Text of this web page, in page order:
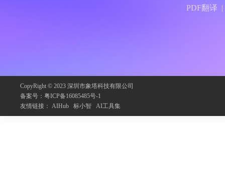
PDF翻译
CopyRight © 2023 深圳市象塔科技有限公司
备案号： 粤ICP备16085485号-1
友情链接： AIHub 标小智 AI工具集